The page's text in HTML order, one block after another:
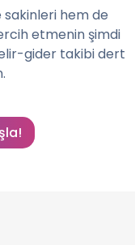
hem de
etmenin şimdi
gider takibi dert